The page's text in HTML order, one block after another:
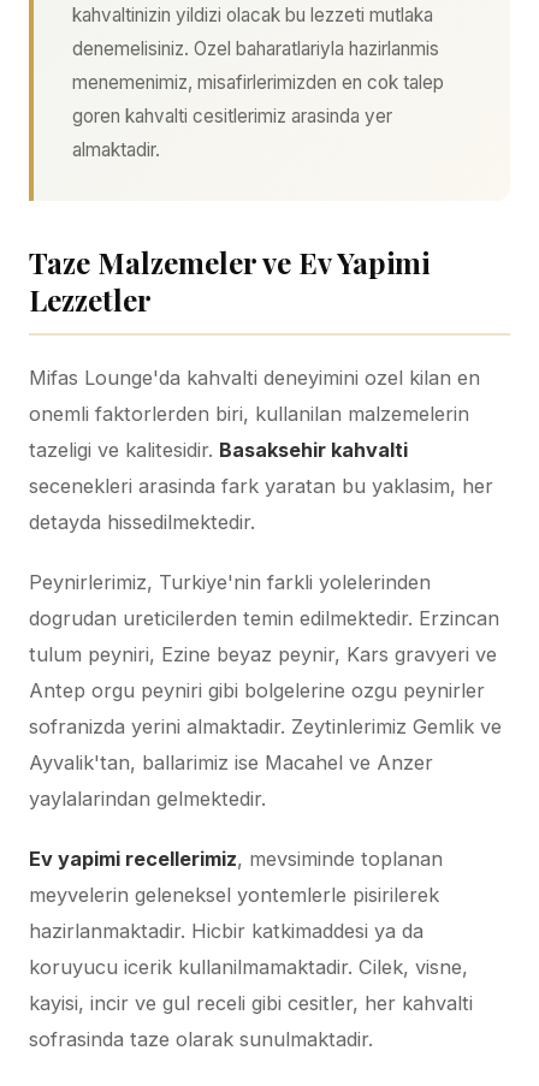
kahvaltinizin yildizi olacak bu lezzeti mutlaka
denemelisiniz. Ozel baharatlariyla hazirlanmis
menemenimiz, misafirlerimizden en cok talep
goren kahvalti cesitlerimiz arasinda yer
almaktadir.
Taze Malzemeler ve Ev Yapimi
Lezzetler
Mifas Lounge'da kahvalti deneyimini ozel kilan en
onemli faktorlerden biri, kullanilan malzemelerin
tazeligi ve kalitesidir. Basaksehir kahvalti
secenekleri arasinda fark yaratan bu yaklasim, her
detayda hissedilmektedir.
Peynirlerimiz, Turkiye'nin farkli yolelerinden
dogrudan ureticilerden temin edilmektedir. Erzincan
tulum peyniri, Ezine beyaz peynir, Kars gravyeri ve
Antep orgu peyniri gibi bolgelerine ozgu peynirler
sofranizda yerini almaktadir. Zeytinlerimiz Gemlik ve
Ayvalik'tan, ballarimiz ise Macahel ve Anzer
yaylalarindan gelmektedir.
Ev yapimi recellerimiz, mevsiminde toplanan
meyvelerin geleneksel yontemlerle pisirilerek
hazirlanmaktadir. Hicbir katkimaddesi ya da
koruyucu icerik kullanilmamaktadir. Cilek, visne,
kayisi, incir ve gul receli gibi cesitler, her kahvalti
sofrasinda taze olarak sunulmaktadir.